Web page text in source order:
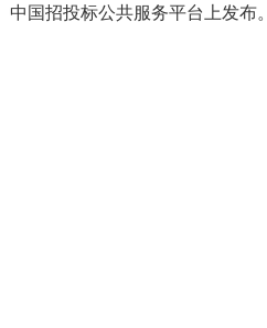
国招投标公共服务平台上发布。